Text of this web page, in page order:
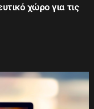
χώρο για τις